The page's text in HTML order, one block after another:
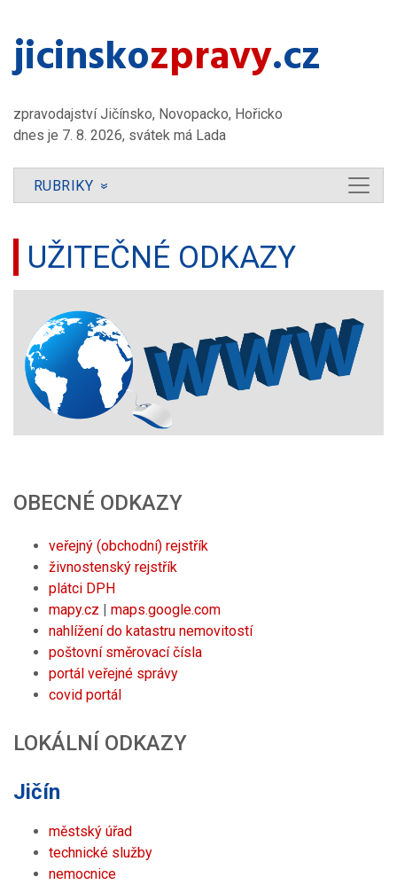
jicinsko​zpravy.cz
zpravodajství Jičínsko, Novopacko, Hořicko
dnes je 7. 8. 2026, svátek má Lada
RUBRIKY »
UŽITEČNÉ ODKAZY
OBECNÉ ODKAZY
veřejný (obchodní) rejstřík
živnostenský rejstřík
plátci DPH
mapy.cz | maps.google.com
nahlížení do katastru nemovitostí
poštovní směrovací čísla
portál veřejné správy
covid portál
LOKÁLNÍ ODKAZY
Jičín
městský úřad
technické služby
nemocnice